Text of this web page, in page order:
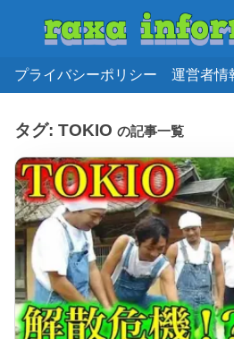
プライバシーポリシー 運営者情
タグ: TOKIO の記事一覧